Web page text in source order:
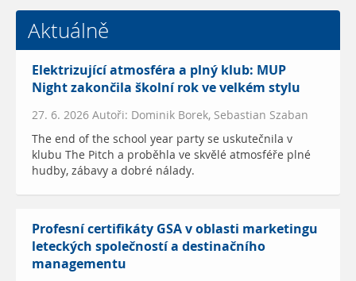
Aktuálně
Elektrizující atmosféra a plný klub: MUP
Night zakončila školní rok ve velkém stylu
27. 6. 2026 Autoři: Dominik Borek, Sebastian Szaban
The end of the school year party se uskutečnila v
klubu The Pitch a proběhla ve skvělé atmosféře plné
hudby, zábavy a dobré nálady.
Profesní certifikáty GSA v oblasti marketingu
leteckých společností a destinačního
managementu